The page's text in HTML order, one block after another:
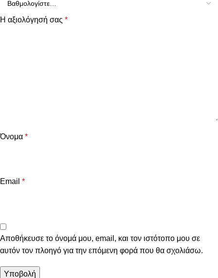
Η αξιολόγησή σας *
Όνομα *
Email *
Αποθήκευσε το όνομά μου, email, και τον ιστότοπο μου σε
αυτόν τον πλοηγό για την επόμενη φορά που θα σχολιάσω.